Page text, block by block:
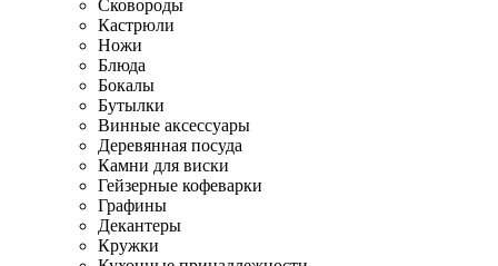
Сковороды
Кастрюли
Ножи
Блюда
Бокалы
Бутылки
Винные аксессуары
Деревянная посуда
Камни для виски
Гейзерные кофеварки
Графины
Декантеры
Кружки